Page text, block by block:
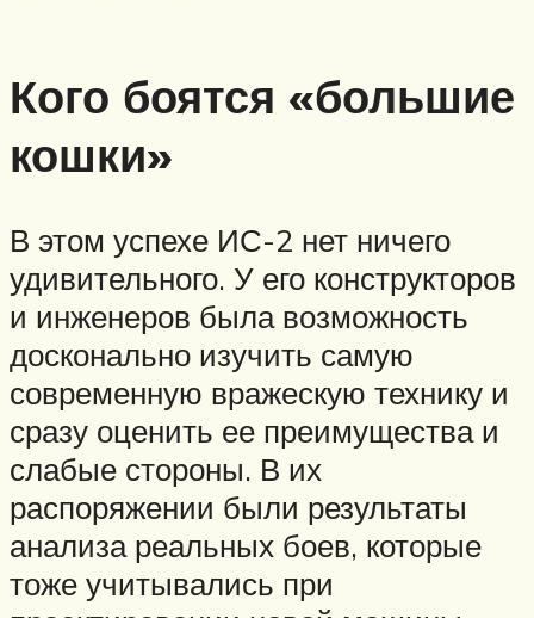
Кого боятся «большие
кошки»
В этом успехе ИС-2 нет ничего
удивительного. У его конструкторов
и инженеров была возможность
досконально изучить самую
современную вражескую технику и
сразу оценить ее преимущества и
слабые стороны. В их
распоряжении были результаты
анализа реальных боев, которые
тоже учитывались при